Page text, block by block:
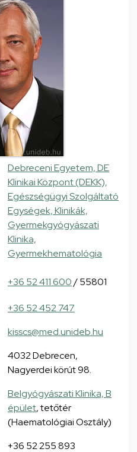
Debreceni Egyetem, DE
Klinikai Központ (DEKK),
Egészségügyi Szolgáltató
Egységek, Klinikák,
Gyermekgyógyászati
Klinika,
Gyermekhematológia
+36 52 411 600/ 55801
+36 52 452 747
kisscs@med.unideb.hu
4032 Debrecen,
Nagyerdei körút 98.
Belgyógyászati Klinika, B
épület, tetőtér
(Haematológiai Osztály)
+36 52 255 893